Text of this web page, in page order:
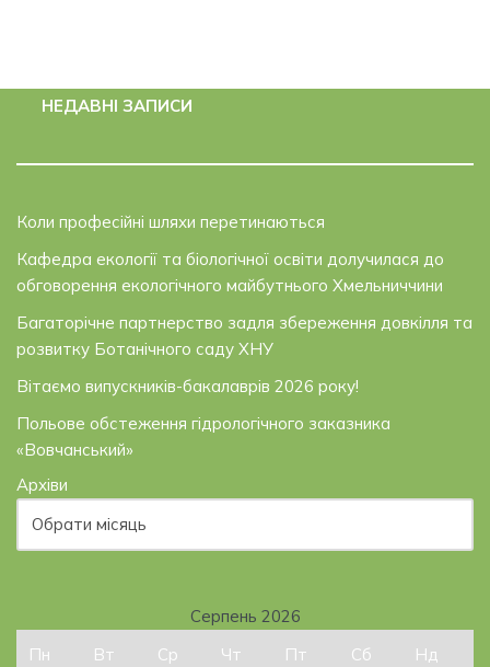
НЕДАВНІ ЗАПИСИ
Коли професійні шляхи перетинаються
Кафедра екології та біологічної освіти долучилася до
обговорення екологічного майбутнього Хмельниччини
Багаторічне партнерство задля збереження довкілля та
розвитку Ботанічного саду ХНУ
Вітаємо випускників-бакалаврів 2026 року!
Польове обстеження гідрологічного заказника
«Вовчанський»
Архіви
Серпень 2026
Пн
Вт Ср Чт Пт Сб Нд